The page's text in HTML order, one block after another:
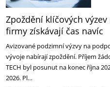
Zpoždění klíčových
firmy získávají čas navíc
Avizované podzimní výzvy na
vývoje nabírají zpoždění. ‎Příjem
TECH byl posunut na konec října
2026. Pl…